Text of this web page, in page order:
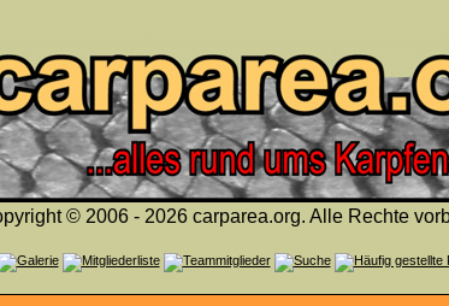
© 2006 - 2026 carparea.org. Alle Rechte